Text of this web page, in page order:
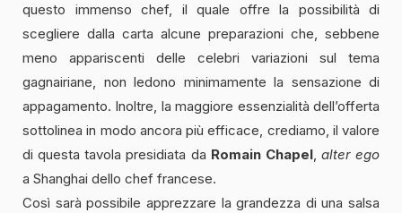
questo immenso chef, il quale offre la possibilità di
scegliere dalla carta alcune preparazioni che, sebbene
meno appariscenti delle celebri variazioni sul tema
gagnairiane, non ledono minimamente la sensazione di
appagamento. Inoltre, la maggiore essenzialità dell’offerta
sottolinea in modo ancora più efficace, crediamo, il valore
di questa tavola presidiata da Romain Chapel, alter ego
a Shanghai dello chef francese.
Così sarà possibile apprezzare la grandezza di una salsa